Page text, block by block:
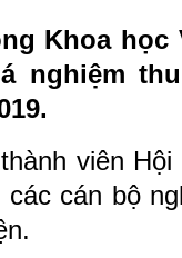
Khoa học
nghiệm
19.
viên
cán bộ